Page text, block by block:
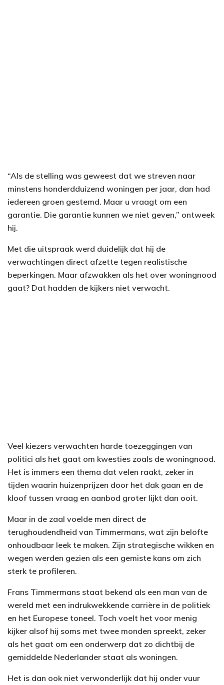
“Als de stelling was geweest dat we streven naar
minstens honderdduizend woningen per jaar, dan had
iedereen groen gestemd. Maar u vraagt om een
garantie. Die garantie kunnen we niet geven,” ontweek
hij.
Met die uitspraak werd duidelijk dat hij de
verwachtingen direct afzette tegen realistische
beperkingen. Maar afzwakken als het over woningnood
gaat? Dat hadden de kijkers niet verwacht.
Veel kiezers verwachten harde toezeggingen van
politici als het gaat om kwesties zoals de woningnood.
Het is immers een thema dat velen raakt, zeker in
tijden waarin huizenprijzen door het dak gaan en de
kloof tussen vraag en aanbod groter lijkt dan ooit.
Maar in de zaal voelde men direct de
terughoudendheid van Timmermans, wat zijn belofte
onhoudbaar leek te maken. Zijn strategische wikken en
wegen werden gezien als een gemiste kans om zich
sterk te profileren.
Frans Timmermans staat bekend als een man van de
wereld met een indrukwekkende carrière in de politiek
en het Europese toneel. Toch voelt het voor menig
kijker alsof hij soms met twee monden spreekt, zeker
als het gaat om een onderwerp dat zo dichtbij de
gemiddelde Nederlander staat als woningen.
Het is dan ook niet verwonderlijk dat hij onder vuur